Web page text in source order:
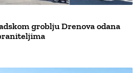
groblju Drenova odana